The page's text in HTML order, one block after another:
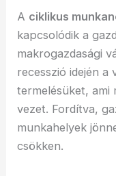
A ciklikus
kapcsolódik a
makrogazdasági
recesszió idején a
termelésüket, ami
vezet. Fordítva,
munkahelyek
csökken.